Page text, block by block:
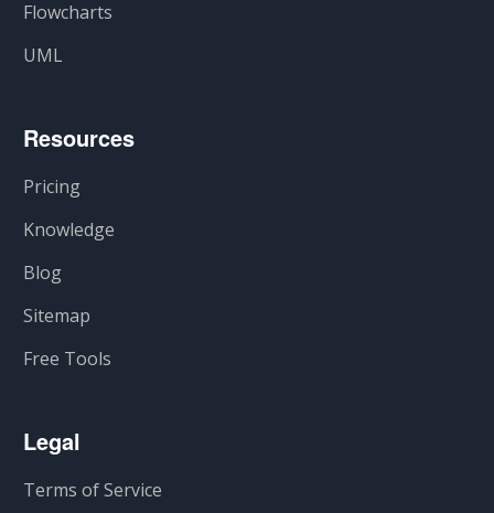
Flowcharts
UML
Resources
Pricing
Knowledge
Blog
Sitemap
Free Tools
Legal
Terms of Service